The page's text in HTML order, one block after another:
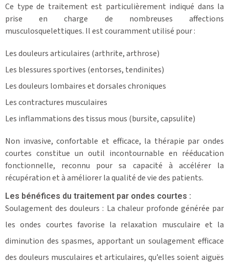
Ce type de traitement est particulièrement indiqué dans la
prise en charge de nombreuses affections
musculosquelettiques. Il est couramment utilisé pour :
Les douleurs articulaires (arthrite, arthrose)
Les blessures sportives (entorses, tendinites)
Les douleurs lombaires et dorsales chroniques
Les contractures musculaires
Les inflammations des tissus mous (bursite, capsulite)
Non invasive, confortable et efficace, la thérapie par ondes
courtes constitue un outil incontournable en rééducation
fonctionnelle, reconnu pour sa capacité à accélérer la
récupération et à améliorer la qualité de vie des patients.
Les bénéfices du traitement par ondes courtes :
Soulagement des douleurs : La chaleur profonde générée par
les ondes courtes favorise la relaxation musculaire et la
diminution des spasmes, apportant un soulagement efficace
des douleurs musculaires et articulaires, qu’elles soient aiguës